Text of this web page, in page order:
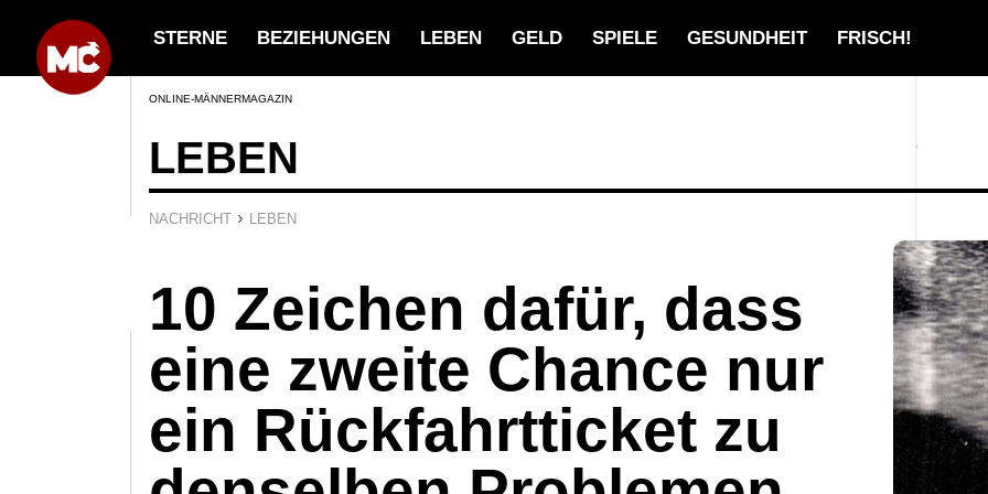
STERNE BEZIEHUNGEN LEBEN GELD SPIELE GESUNDHEIT FRISCH!
ONLINE-MÄNNERMAGAZIN
LEBEN
NACHRICHT › LEBEN
10 Zeichen dafür, dass
eine zweite Chance nur
ein Rückfahrtticket zu